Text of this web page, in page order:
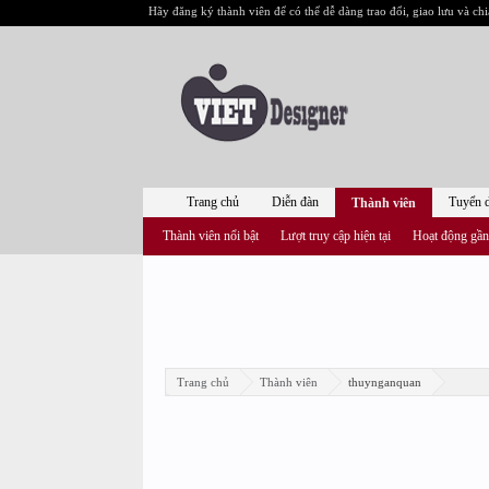
Hãy đăng ký thành viên để có thể dễ dàng trao đổi, giao lưu và
Trang chủ Thành viên thuynganquan
Trang chủ Diễn đàn Thành viên
Thành viên nổi bật Lượt truy cập hiện tại Hoạt động
Tuyển